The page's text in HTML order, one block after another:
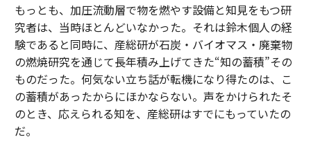
もっとも、加圧流動層で物を燃やす設備と知見をもつ研
究者は、当時ほとんどいなかった。それは鈴木個人の経
験であると同時に、産総研が石炭・バイオマス・廃棄物
の燃焼研究を通じて長年積み上げてきた“知の蓄積”その
ものだった。何気ない立ち話が転機になり得たのは、こ
の蓄積があったからにほかならない。声をかけられたそ
のとき、応えられる知を、産総研はすでにもっていたの
だ。